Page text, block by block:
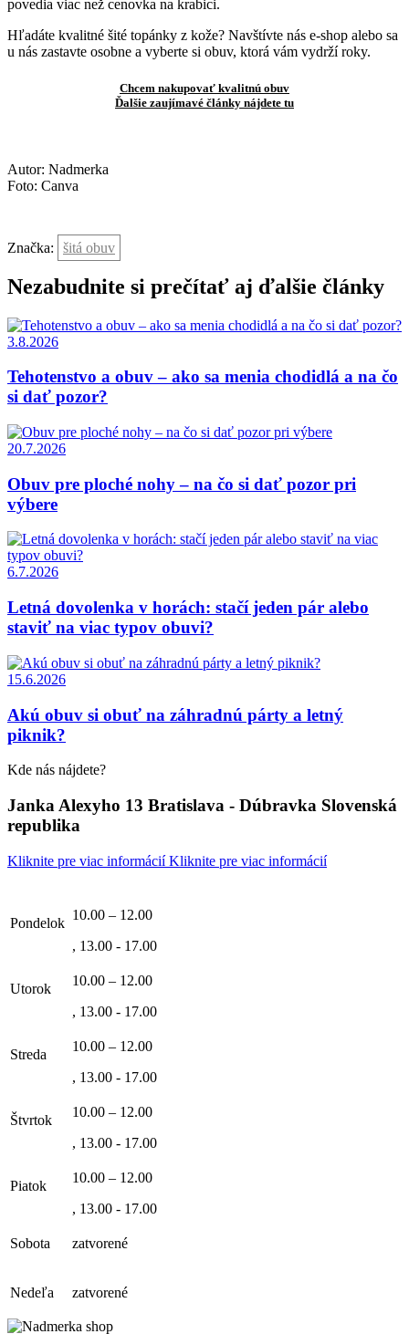
povedia viac než cenovka na krabici.
Hľadáte kvalitné šité topánky z kože? Navštívte nás e-shop alebo sa
u nás zastavte osobne a vyberte si obuv, ktorá vám vydrží roky.
Chcem nakupovať kvalitnú obuv
Ďalšie zaujímavé články nájdete tu
Autor: Nadmerka
Foto: Canva
Značka: šitá obuv
Nezabudnite si prečítať aj ďalšie články
3.8.2026
Tehotenstvo a obuv – ako sa menia chodidlá a na čo
si dať pozor?
20.7.2026
Obuv pre ploché nohy – na čo si dať pozor pri
výbere
6.7.2026
Letná dovolenka v horách: stačí jeden pár alebo
staviť na viac typov obuvi?
15.6.2026
Akú obuv si obuť na záhradnú párty a letný
piknik?
Kde nás nájdete?
Janka Alexyho 13 Bratislava - Dúbravka Slovenská
republika
Kliknite pre viac informáciíKliknite pre viac informácií
Pondelok
10.00 – 12.00
, 13.00 - 17.00
Utorok
10.00 – 12.00
, 13.00 - 17.00
Streda
10.00 – 12.00
, 13.00 - 17.00
Štvrtok
10.00 – 12.00
, 13.00 - 17.00
Piatok
10.00 – 12.00
, 13.00 - 17.00
Sobota zatvorené
Nedeľa zatvorené